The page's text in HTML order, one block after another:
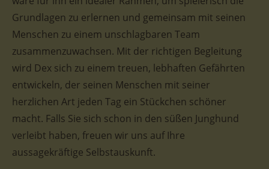
Grundlagen zu erlernen und gemeinsam mit seinen
Menschen zu einem unschlagbaren Team
zusammenzuwachsen. Mit der richtigen Begleitung
wird Dex sich zu einem treuen, lebhaften Gefährten
entwickeln, der seinen Menschen mit seiner
herzlichen Art jeden Tag ein Stückchen schöner
macht. Falls Sie sich schon in den süßen Junghund
verleibt haben, freuen wir uns auf Ihre
aussagekräftige Selbstauskunft.